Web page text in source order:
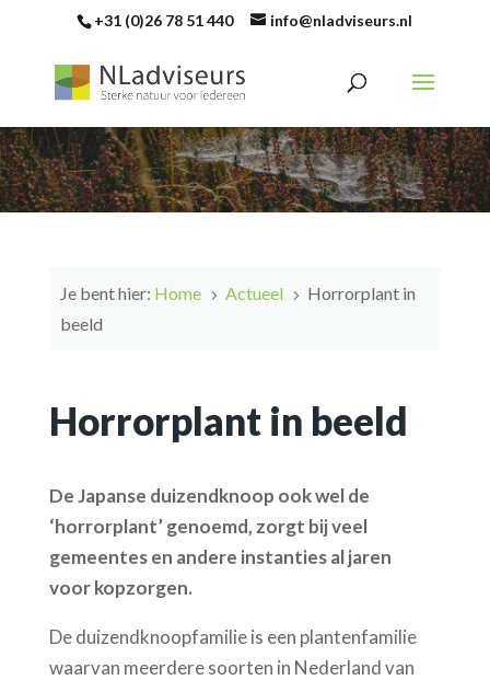
+31 (0)26 78 51 440 info@nladviseurs.nl
Je bent hier: Home 5 Actueel 5 Horrorplant in
beeld
Horrorplant in beeld
De Japanse duizendknoop ook wel de
‘horrorplant’ genoemd, zorgt bij veel
gemeentes en andere instanties al jaren
voor kopzorgen.
De duizendknoopfamilie is een plantenfamilie
waarvan meerdere soorten in Nederland van